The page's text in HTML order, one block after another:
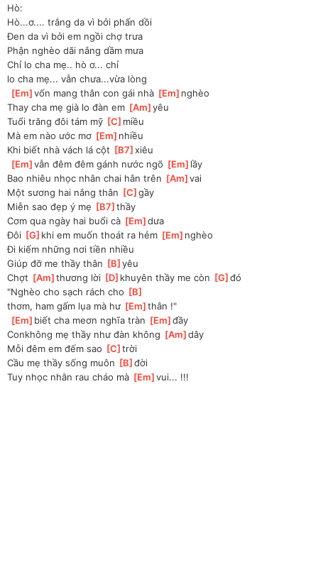
Hò:
Hò...ơ.... trắng da vì bởi phấn dồi
Đen da vì bởi em ngồi chợ trưa
Phận nghèo dãi nắng dầm mưa
Chỉ lo cha mẹ.. hò ơ... chỉ
lo cha mẹ... vẫn chưa...vừa lòng
[Em ]
vốn mang thân con gái nhà [Em ]nghèo
Thay cha mẹ già lo đàn em [Am ]
yêu
Tuổi trăng đôi tám mỹ [C ]miều
Mà em nào ước mơ [Em ]nhiều
Khi biết nhà vách lá cột [B7 ]
xiêu
[Em ]
vẫn đêm đêm gánh nước ngõ [Em ]lầy
Bao nhiêu nhọc nhằn chai hằn trên [Am ]
vai
Một sương hai nắng thân [C ]
gầy
Miễn sao đẹp ý mẹ [B7 ]thầy
Cơm qua ngày hai buổi cà [Em ]
dưa
Đôi [G ]khi em muốn thoát ra hẻm [Em ]nghèo
Đi kiếm những nơi tiền nhiều
Giúp đỡ me thầy thân [B ]
yêu
Chợt [Am ]thương lời [D ]khuyên thầy me còn [G ]
đó
"Nghèo cho sạch rách cho [B
thơm, ham gấm lụa mà hư [Em ]thân !"
[Em ]biết cha meơn nghĩa tràn [Em ]
đầy
Conkhông mẹ thầy như đàn không [Am ]
dây
Mỗi đêm em đếm sao [C ]trời
Cầu mẹ thầy sống muôn [B ]
đời
Tuy nhọc nhằn rau cháo mà [Em ]
vui... !!!